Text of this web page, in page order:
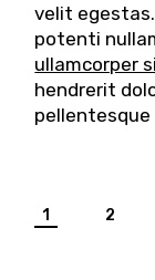
velit
potenti
ullamcorper
hendrerit
Posts
pagination
1 2